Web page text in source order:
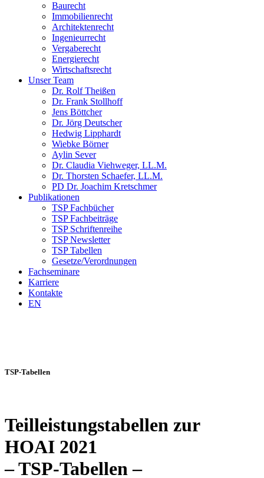
Baurecht
Immobilienrecht
Architektenrecht
Ingenieurrecht
Vergaberecht
Energierecht
Wirtschaftsrecht
Unser Team
Dr. Rolf Theißen
Dr. Frank Stollhoff
Jens Böttcher
Dr. Jörg Deutscher
Hedwig Lipphardt
Wiebke Börner
Aylin Sever
Dr. Claudia Viehweger, LL.M.
Dr. Thorsten Schaefer, LL.M.
PD Dr. Joachim Kretschmer
Publikationen
TSP Fachbücher
TSP Fachbeiträge
TSP Schriftenreihe
TSP Newsletter
TSP Tabellen
Gesetze/Verordnungen
Fachseminare
Karriere
Kontakte
EN
TSP-Tabellen
Teilleistungstabellen zur
HOAI 2021
– TSP-Tabellen –